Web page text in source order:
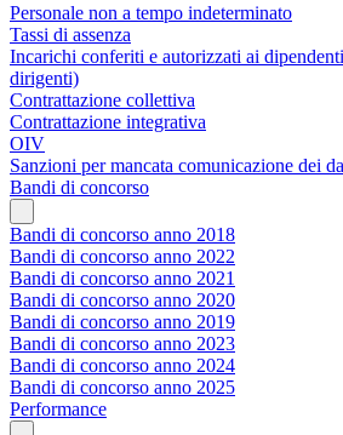
Personale non a tempo indeterminato
Tassi di assenza
Incarichi conferiti e autorizzati ai
dirigenti)
Contrattazione collettiva
Contrattazione integrativa
OIV
Sanzioni per mancata comunicazione dei
Bandi di concorso
Bandi di concorso anno 2018
Bandi di concorso anno 2022
Bandi di concorso anno 2021
Bandi di concorso anno 2020
Bandi di concorso anno 2019
Bandi di concorso anno 2023
Bandi di concorso anno 2024
Bandi di concorso anno 2025
Performance